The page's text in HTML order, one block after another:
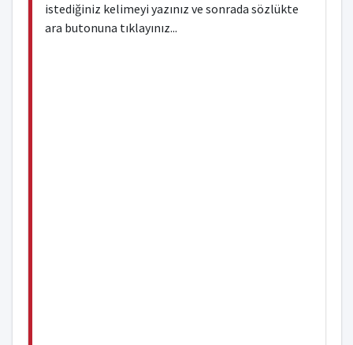
istediğiniz kelimeyi yazınız ve sonrada sözlükte
ara butonuna tıklayınız...